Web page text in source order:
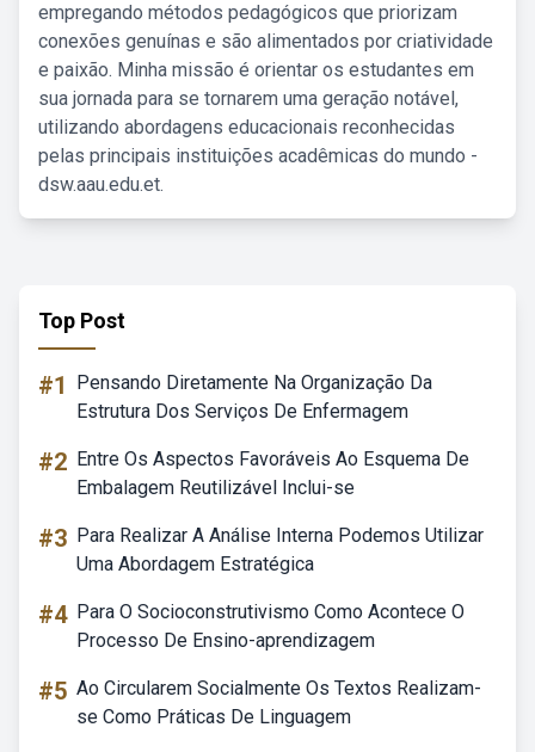
empregando métodos pedagógicos que priorizam
conexões genuínas e são alimentados por criatividade
e paixão. Minha missão é orientar os estudantes em
sua jornada para se tornarem uma geração notável,
utilizando abordagens educacionais reconhecidas
pelas principais instituições acadêmicas do mundo -
dsw.aau.edu.et.
Top Post
#1
Pensando Diretamente Na Organização Da
Estrutura Dos Serviços De Enfermagem
#2 Entre Os Aspectos Favoráveis Ao Esquema De
Embalagem Reutilizável Inclui-se
#3 Para Realizar A Análise Interna Podemos Utilizar
Uma Abordagem Estratégica
#4 Para O Socioconstrutivismo Como Acontece O
Processo De Ensino-aprendizagem
#5 Ao Circularem Socialmente Os Textos Realizam-
se Como Práticas De Linguagem